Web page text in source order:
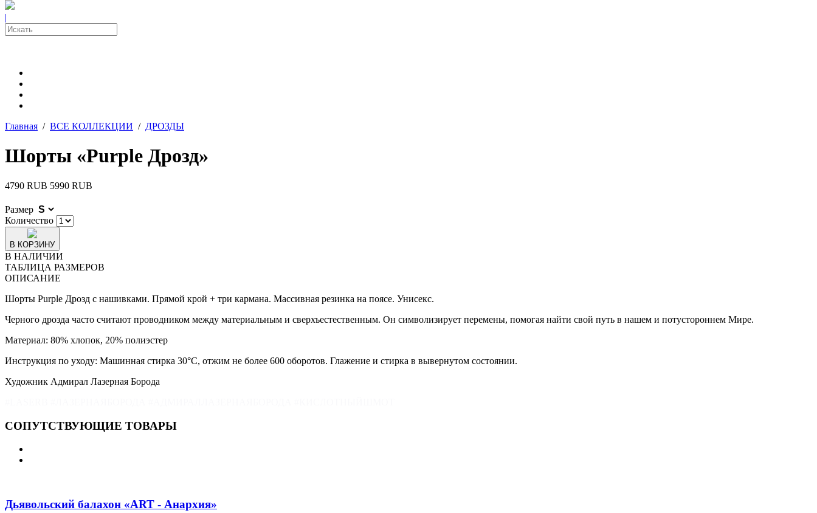
|
Главная / ВСЕ КОЛЛЕКЦИИ / ДРОЗДЫ
Шорты «Purple Дрозд»
4790 RUB 5990 RUB
Размер
Количество
В КОРЗИНУ
В НАЛИЧИИ
ТАБЛИЦА РАЗМЕРОВ
ОПИСАНИЕ
Шорты Purple Дрозд с нашивками. Прямой крой + три кармана. Массивная резинка на поясе. Унисекс.
Черного дрозда часто считают проводником между материальным и сверхъестественным. Он символизирует перемены, помогая найти свой путь в нашем и потустороннем Мире.
Материал: 80% хлопок, 20% полиэстер
Инструкция по уходу: Машинная стирка 30°С, отжим не более 600 оборотов. Глажение и стирка в вывернутом состоянии.
Художник Адмирал Лазерная Борода
СОПУТСТВУЮЩИЕ ТОВАРЫ
Дьявольский балахон «ART - Анархия»